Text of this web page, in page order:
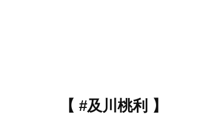
【 #及川桃利 】